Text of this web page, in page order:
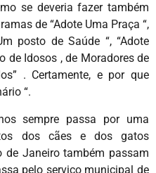
se deveria fazer também
de “Adote Uma Praça “,
posto de Saúde “, “Adote
de Idosos , de Moradores de
. Certamente, e por que
“.
sempre passa por uma
dos cães e dos gatos
de Janeiro também passam
pelo servico municipal de